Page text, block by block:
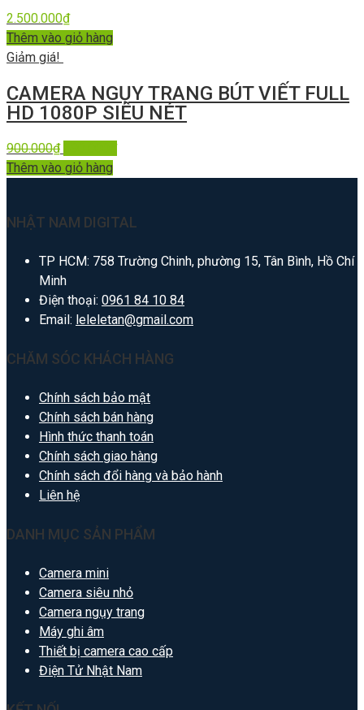
2.500.000₫
Thêm vào giỏ hàng
Giảm giá!
CAMERA NGỤY TRANG BÚT VIẾT FULL
HD 1080P SIÊU NÉT
900.000₫
Thêm vào giỏ hàng
NHẬT NAM DIGITAL
TP HCM: 758 Trường Chinh, phường 15, Tân Bình, Hồ Chí
Minh
Điện thoại: 0961 84 10 84
Email: leleletan@gmail.com
CHĂM SÓC KHÁCH HÀNG
Chính sách bảo mật
Chính sách bán hàng
Hình thức thanh toán
Chính sách giao hàng
Chính sách đổi hàng và bảo hành
Liên hệ
DANH MỤC SẢN PHẨM
Camera mini
Camera siêu nhỏ
Camera ngụy trang
Máy ghi âm
Thiết bị camera cao cấp
Điện Tử Nhật Nam